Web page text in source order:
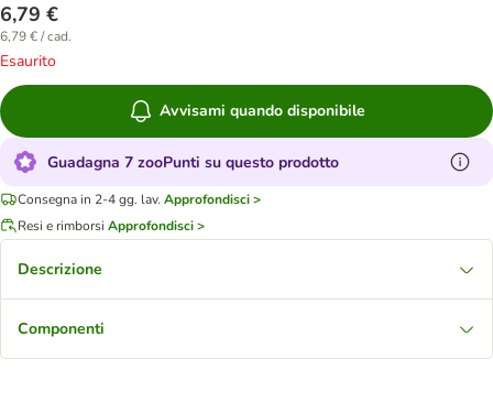
6,79 €
6,79 € / cad.
Esaurito
Avvisami quando disponibile
Guadagna 7 zooPunti su questo prodotto
Consegna in 2-4 gg. lav. Approfondisci >
Resi e rimborsi Approfondisci >
Descrizione
Componenti